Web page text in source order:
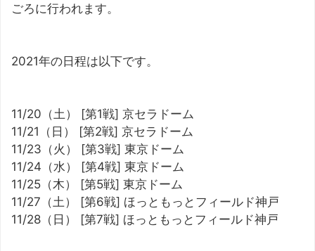
ごろに行われます。
2021年の日程は以下です。
11/20（土） [第1戦] 京セラドーム
11/21（日） [第2戦] 京セラドーム
11/23（火） [第3戦] 東京ドーム
11/24（水） [第4戦] 東京ドーム
11/25（木） [第5戦] 東京ドーム
11/27（土） [第6戦] ほっともっとフィールド神戸
11/28（日） [第7戦] ほっともっとフィールド神戸